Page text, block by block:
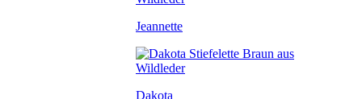
Jeannette
Dakota